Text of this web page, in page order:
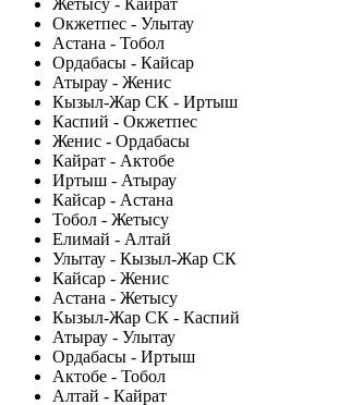
Жетысу - Кайрат
Окжетпес - Улытау
Астана - Тобол
Ордабасы - Кайсар
Атырау - Женис
Кызыл-Жар СК - Иртыш
Каспий - Окжетпес
Женис - Ордабасы
Кайрат - Актобе
Иртыш - Атырау
Кайсар - Астана
Тобол - Жетысу
Елимай - Алтай
Улытау - Кызыл-Жар СК
Кайсар - Женис
Астана - Жетысу
Кызыл-Жар СК - Каспий
Атырау - Улытау
Ордабасы - Иртыш
Актобе - Тобол
Алтай - Кайрат